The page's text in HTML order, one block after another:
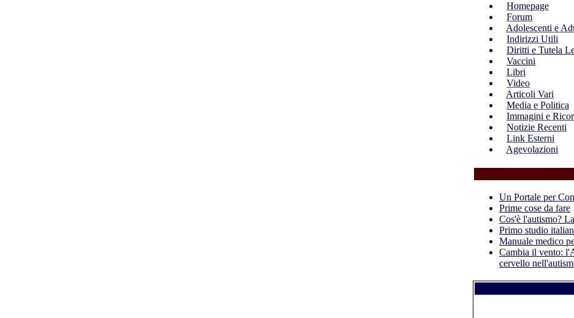
Homepage
Forum
Adolescenti e
Indirizzi Utili
Diritti e Tutela
Vaccini
Libri
Video
Articoli Vari
Media e Politica
Immagini e
Notizie Recenti
Link Esterni
Agevolazioni
Un Portale per
Prime cose da fare
Cos'è l'autismo?
Primo studio
Manuale medico
Cambia il vento:
cervello